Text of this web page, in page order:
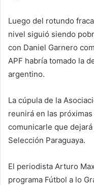
Luego del rotundo
nivel siguió siendo
con Daniel Garnero
APF habría tomado la
argentino.
La cúpula de la
reunirá en las
comunicarle que
Selección Paraguaya.
El periodista Arturo
programa Fútbol a lo